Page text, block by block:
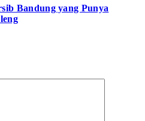
Bandung yang Punya